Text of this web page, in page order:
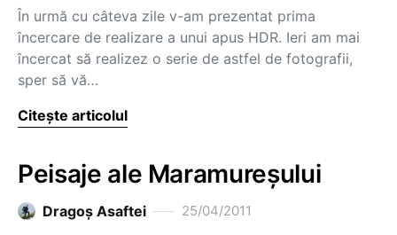
În urmă cu câteva zile v-am prezentat prima
încercare de realizare a unui apus HDR. Ieri am mai
încercat să realizez o serie de astfel de fotografii,
sper să vă…
Citește articolul
Peisaje ale Maramureșului
Dragoş Asaftei 25/04/2011